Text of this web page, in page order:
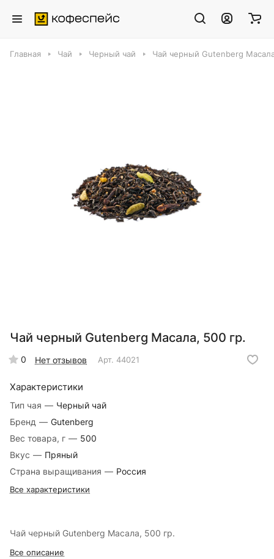
Главная Чай Черный чай Чай черный Gutenberg
Чай черный Gutenberg Масала, 500 гр.
0 Нет отзывов Арт. 44021
Характеристики
Тип чая — Черный чай
Бренд — Gutenberg
Вес товара, г — 500
Вкус — Пряный
Страна выращивания — Россия
Все характеристики
Чай черный Gutenberg Масала, 500 гр.
Все описание